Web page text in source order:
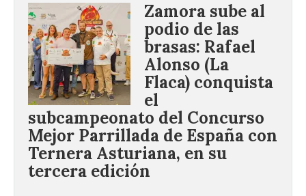
Zamora sube al
podio de las
brasas: Rafael
Alonso (La
Flaca) conquista
el
subcampeonato del Concurso
Mejor Parrillada de España con
Ternera Asturiana, en su
tercera edición